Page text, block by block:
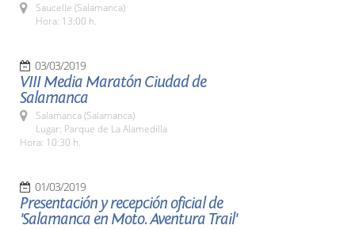
Saucelle (Salamanca)
Hora: 13:00 h.
03/03/2019
VIII Media Maratón Ciudad de
Salamanca
Salamanca (Salamanca)
Lugar: Parque de La Alamedilla
Hora: 10:30 h.
01/03/2019
Presentación y recepción oficial de
'Salamanca en Moto. Aventura Trail'